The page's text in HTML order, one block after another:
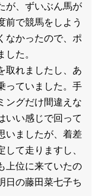
が、ずいぶん馬が
前で競馬をしよう
なかったので、ポ
た。
取れましたし、あ
っていました。手
ングだけ間違えな
いい感じで回って
いましたが、着差
て走りますし、
上位に来ていたの
日の藤田菜七子ち